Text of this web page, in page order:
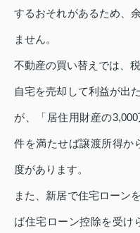
するおそれがあるため、
ません。
不動産の買い替えでは、
自宅を売却して利益が出
が、「居住用財産の
件を満たせば譲渡所得か
度があります。
また、新居で住宅ローン
ば住宅ローン控除を受け